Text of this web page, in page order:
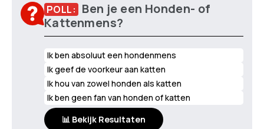
POLL: Ben je een Honden- of
Kattenmens?
Ik ben absoluut een hondenmens
Ik geef de voorkeur aan katten
Ik hou van zowel honden als katten
Ik ben geen fan van honden of katten
📊 Bekijk Resultaten